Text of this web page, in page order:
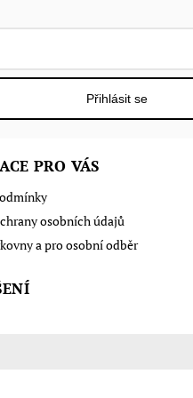
Přihlásit se
PRO VÁS
osobních údajů
a pro osobní odběr